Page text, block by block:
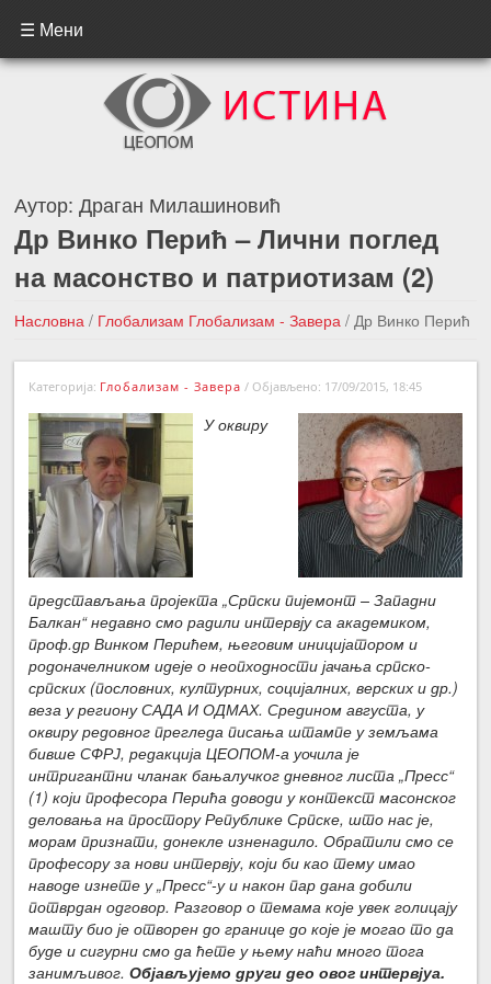
☰ Мени
Аутор:Драган Милашиновић
Др Винко Перић – Лични поглед
на масонство и патриотизам (2)
Насловна / Глобализам Глобализам - Завера / Др Винко Перић
– Лични поглед на масонство и патриотизам (2)
←Претходна вест
Следећа вест →
Категорија: Глобализам - Завера / Објављено: 17/09/2015, 18:45
У оквиру
представљања пројекта „Српски пијемонт – Западни
Балкан“ недавно смо радили интервју са академиком,
проф.др Винком Перићем, његовим иницијатором и
родоначелником идеје о неопходности јачања српско-
српских (пословних, културних, социјалних, верских и др.)
веза у региону САДА И ОДМАХ. Средином августа, у
оквиру редовног прегледа писања штампе у земљама
бивше СФРЈ, редакција ЦЕОПОМ-а уочила је
интригантни чланак бањалучког дневног листа „Пресс“
(1) који професора Перића доводи у контекст масонског
деловања на простору Републике Српске, што нас је,
морам признати, донекле изненадило. Обратили смо се
професору за нови интервју, који би као тему имао
наводе изнете у „Пресс“-у и након пар дана добили
потврдан одговор. Разговор о темама које увек голицају
машту био је отворен до границе до које је могао то да
буде и сигурни смо да ћете у њему наћи много тога
занимљивог.Објављујемо други део овог интервјуа.